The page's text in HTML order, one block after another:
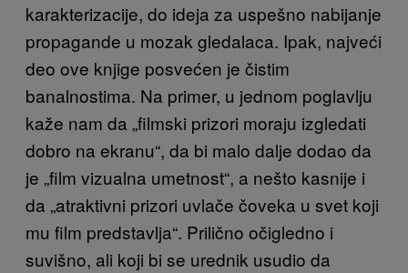
karakterizacije, do ideja za uspešno nabijanje
propagande u mozak gledalaca. Ipak, najveći
deo ove knjige posvećen je čistim
banalnostima. Na primer, u jednom poglavlju
kaže nam da „filmski prizori moraju izgledati
dobro na ekranu“, da bi malo dalje dodao da
je „film vizualna umetnost“, a nešto kasnije i
da „atraktivni prizori uvlače čoveka u svet koji
mu film predstavlja“. Prilično očigledno i
suvišno, ali koji bi se urednik usudio da